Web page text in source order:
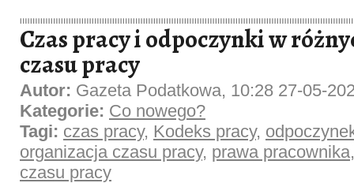
Czas pracy i odpoczynki w
czasu pracy
Autor: Gazeta Podatkowa, 10:28 27-05-
Kategorie: Co nowego?
Tagi: czas pracy, Kodeks pracy,
organizacja czasu pracy, prawa pracownika
czasu pracy